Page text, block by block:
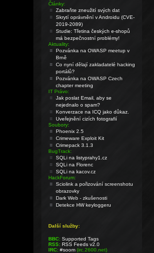
Články:
Zabraňte zneužití svých dat
Skrytí oprávnění v Androidu (CVE-
2019-2089)
Studie: Třetina českých e-shopů
má bezpečnostní problémy!
Aktuality:
Pozvánka na OWASP meetup v
Brně
Co nyní dělají zakladatelé hacking
portálů?
Pozvánka na OWASP Czech
chapter meeting
IT Právo:
Jak poslat Email, aby se
nejednalo o spam?
Konverzace na ICQ jako důkaz.
Uveřejnění cizích fotografií
Soubory:
Phoenix 2.5
Crimeware Exploit Kit
Crimepack 3.1.3
BugTrack:
SQLi na listyprahy1.cz
SQLi na Florenc
SQLi na kacov.cz
HackForum:
Sciolink a pořizování screenshotu
obrazovky
Dark Web - zkušenosti
Detekce HW keyloggeru
Další služby:
BBC: Supported Tags
RSS: RSS Feeds v2.0
IRC: #soom(irc.2600.net)